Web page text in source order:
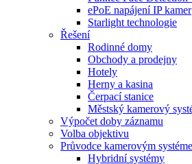
ePoE napájení IP kamer
Starlight technologie
Řešení
Rodinné domy
Obchody a prodejny
Hotely
Herny a kasina
Čerpací stanice
Městský kamerový
Výpočet doby záznamu
Volba objektivu
Průvodce kamerovým
Hybridní systémy